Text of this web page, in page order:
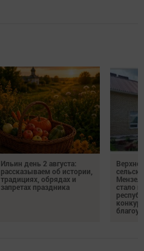
Ильин день 2 августа:
рассказываем об истории,
традициях, обрядах и
запретах праздника
стало